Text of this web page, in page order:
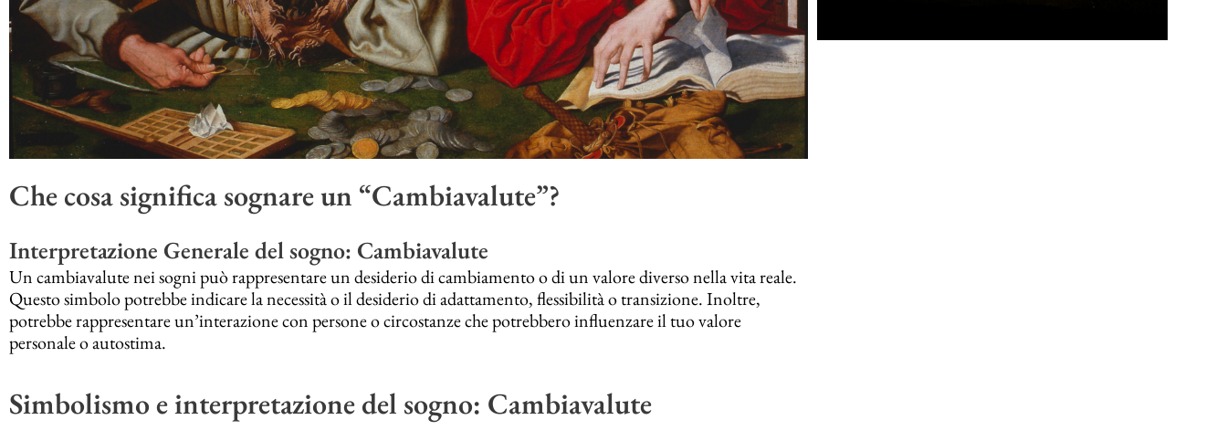
Che cosa significa sognare un “Cambiavalute”?
Interpretazione Generale del sogno: Cambiavalute
Un cambiavalute nei sogni può rappresentare un desiderio di cambiamento o di un valore diverso nella vita reale.
Questo simbolo potrebbe indicare la necessità o il desiderio di adattamento, flessibilità o transizione. Inoltre,
potrebbe rappresentare un’interazione con persone o circostanze che potrebbero influenzare il tuo valore
personale o autostima.
Simbolismo e interpretazione del sogno: Cambiavalute